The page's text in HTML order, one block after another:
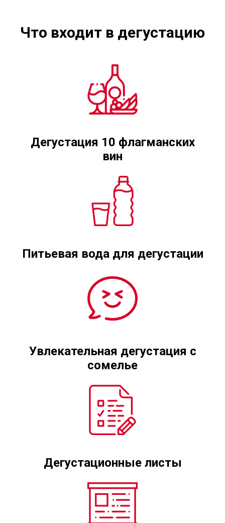
Что входит в дегустацию
Дегустация 10 флагманских
вин
Питьевая вода для дегустации
Увлекательная дегустация с
сомелье
Дегустационные листы